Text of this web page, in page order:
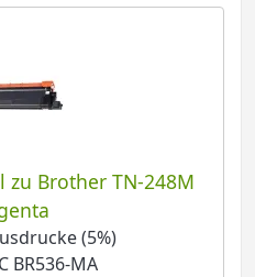
Brother TN-248M
(5%)
BR536-MA